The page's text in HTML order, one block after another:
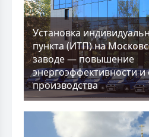
Установка
пункта (ИТП) на
заводе — повышение
энергоэффективности и
производства